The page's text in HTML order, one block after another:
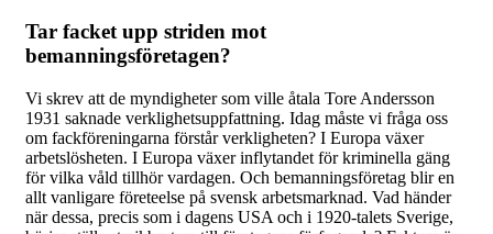
Tar facket upp striden mot
bemanningsföretagen?
Vi skrev att de myndigheter som ville åtala Tore Andersson
1931 saknade verklighetsuppfattning. Idag måste vi fråga oss
om fackföreningarna förstår verkligheten? I Europa växer
arbetslösheten. I Europa växer inflytandet för kriminella gäng
för vilka våld tillhör vardagen. Och bemanningsföretag blir en
allt vanligare företeelse på svensk arbetsmarknad. Vad händer
när dessa, precis som i dagens USA och i 1920-talets Sverige,